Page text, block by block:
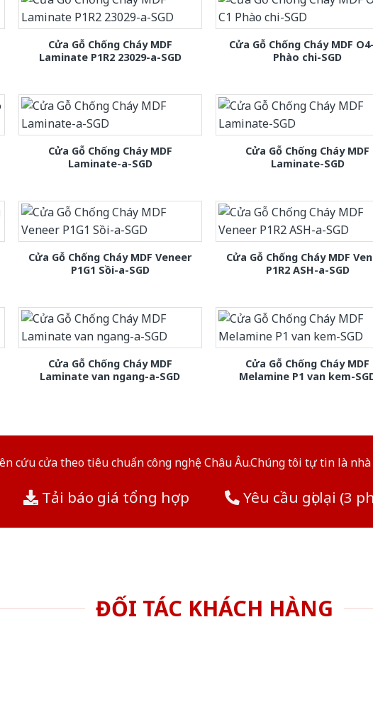
Cửa Gỗ Chống Cháy MDF
Laminate P1R2 23029-a-SGD
Cửa Gỗ Chống Cháy MDF
Phào chi-SGD
Cửa Gỗ Chống Cháy MDF
Laminate-a-SGD
Cửa Gỗ Chống Cháy MDF
Laminate-SGD
Cửa Gỗ Chống Cháy MDF Veneer
P1G1 Sồi-a-SGD
Cửa Gỗ Chống Cháy MDF
P1R2 ASH-a-SGD
Cửa Gỗ Chống Cháy MDF
Laminate van ngang-a-SGD
Cửa Gỗ Chống Cháy MDF
Melamine P1 van kem-
cứu cửa theo tiêu chuẩn công nghệ Châu Âu.Chúng tôi tự tin là
Tải báo giá tổng hợp Yêu cầu gọi lại (3
ĐỐI TÁC KHÁCH HÀNG